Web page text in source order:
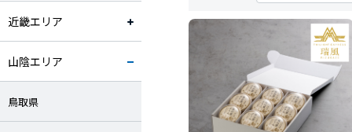
近畿エリア
山陰エリア
鳥取県